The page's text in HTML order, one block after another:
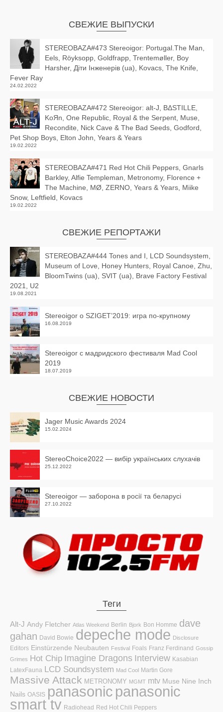
СВЕЖИЕ ВЫПУСКИ
STEREOBAZA#473 Stereoigor: Portugal.The Man,
Eels, Röyksopp, Goldfrapp, Trentemøller, Boy
Harsher, Діти Інженерів (ua), Kovacs, The Knife,
Fever Ray
24.02.2022
STEREOBAZA#472 Stereoigor: alt‑J, BΔSTILLE,
KoЯn, One Republic, Royal & the Serpent, Muse,
Recondite, Nick Cave & The Bad Seeds, Godford,
Pet Shop Boys, Elton John, Years & Years
19.02.2022
STEREOBAZA#471 Red Hot Chili Peppers, Gnarls
Barkley, Alfie Templeman, Metronomy, Florence +
The Machine, MØ, ZERNO, Years & Years, Miike
Snow, Leftfield, Kovacs
19.02.2022
СВЕЖИЕ РЕПОРТАЖИ
STEREOBAZA#444 Tones and I, LCD Soundsystem,
Museum of Love, Honey Hunters, Royal Canoe, Zhu,
BloomTwins (ua), SVIT (ua), Brave Factory Festival
2021, U2
19.08.2021
Stereoigor о SZIGET’2019: игра по-крупному
16.08.2019
Stereoigor с мадридского фестиваля Mad Cool
2019
18.07.2019
СВЕЖИЕ НОВОСТИ
Jager Music Awards 2024
15.02.2024
StereoChoice2022 — вибір українських слухачів
25.12.2022
Stereoigor — заборона в росії та беларусі
27.10.2022
Теги
Alt-J Andy Fletcher Atlas Weekend Berlin Bjork Bon Homme dave
gahan David Bowie depeche mode Disclosure
Editors Einstürzende Neubauten Festival Foals Franz Ferdinand Gossip
Grimes Hot Chip Imagine Dragons Interview Kasabian
LatexFauna LCD Soundsystem Mad Cool Martin Gore
Massive Attack METRONOMY MGMT mtv Muse Nine Inch
Nails OASIS panasonic panasonic
smart tv Radiohead Red Hot Chili Peppers